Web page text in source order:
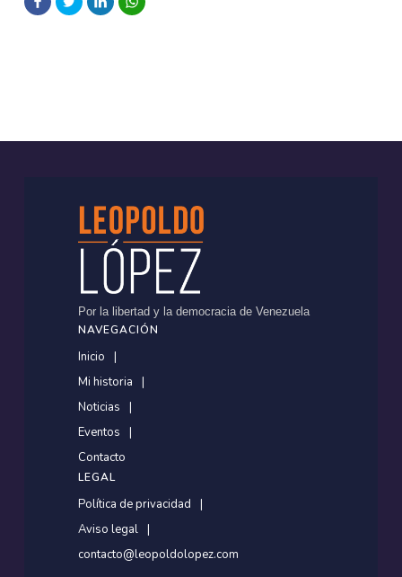
Por la libertad y la democracia de Venezuela
NAVEGACIÓN
Inicio
Mi historia
Noticias
Eventos
Contacto
LEGAL
Política de privacidad
Aviso legal
contacto@leopoldolopez.com